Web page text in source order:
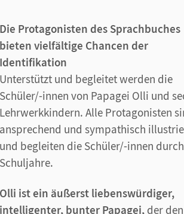
Die Protagonisten des Sprachbuches
bieten vielfältige Chancen der
Identifikation
Unterstützt und begleitet werden die
Schüler/-innen von Papagei Olli und
Lehrwerkkindern. Alle Protagonisten
ansprechend und sympathisch
und begleiten die Schüler/-innen
Schuljahre.
Olli ist ein äußerst liebenswürdiger,
intelligenter, bunter Papagei, der